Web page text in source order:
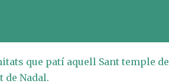
que patí aquell Sant temple de
Nadal.